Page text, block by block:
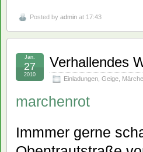
Posted by admin at 17:43
Verhallendes
Einladungen Geige
Jan.
27
2010
marchenrot
Immmer gerne